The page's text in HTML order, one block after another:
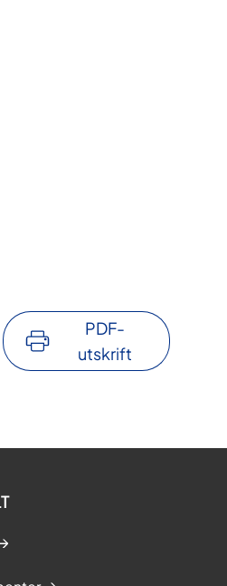
PDF-
utskrift